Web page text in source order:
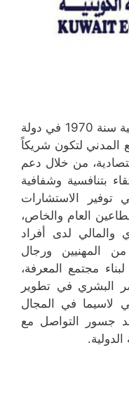
تأسست الجمعية الاقتصادية الكويتية سنة 1970 في دولة
لتكون شريكاً
من خلال دعم
بتنافسية وشفافية
توفير الاستشارات
العام والخاص،
والمالي لدى أفراد
المهنيين ورجال
مجتمع المعرفة،
البشري في تطوير
لاسيما في المجال
مد جسور التواصل مع